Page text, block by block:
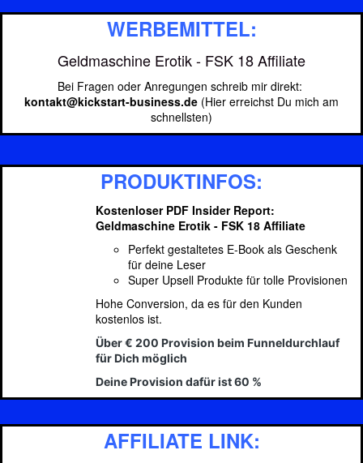
WERBEMITTEL:
Geldmaschine Erotik - FSK 18 Affiliate
Bei Fragen oder Anregungen schreib mir direkt:
kontakt@kickstart-business.de (Hier erreichst Du mich am
schnellsten)
PRODUKTINFOS:
Kostenloser PDF Insider Report:
Geldmaschine Erotik - FSK 18 Affiliate
Perfekt gestaltetes E-Book als Geschenk
für deine Leser
Super Upsell Produkte für tolle Provisionen
Hohe Conversion, da es für den Kunden
kostenlos ist.
Über € 200 Provision beim Funneldurchlauf
für Dich möglich
Deine Provision dafür ist 60 %
AFFILIATE LINK: